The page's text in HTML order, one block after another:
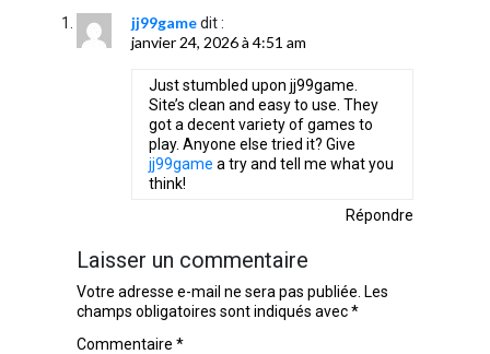
jj99game dit :
janvier 24, 2026 à 4:51 am
Just stumbled upon jj99game.
Site’s clean and easy to use. They
got a decent variety of games to
play. Anyone else tried it? Give
jj99game a try and tell me what you
think!
Répondre
Laisser un commentaire
Votre adresse e-mail ne sera pas publiée. Les
champs obligatoires sont indiqués avec*
Commentaire*